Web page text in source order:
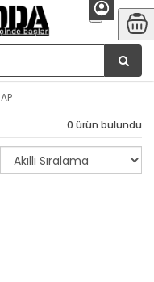
0 ürün bulundu